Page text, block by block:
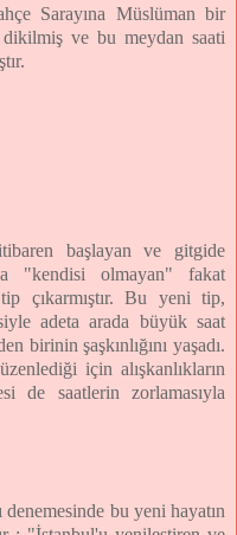
Sarayına Müslüman bir
ve bu meydan saati
başlayan ve gitgide
"kendisi olmayan" fakat
çıkarmıştır. Bu yeni tip,
adeta arada büyük saat
birinin şaşkınlığını yaşadı.
için alışkanlıkların
de saatlerin zorlamasıyla
bu yeni hayatın